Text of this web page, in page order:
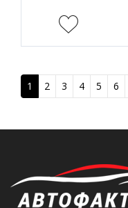
1 2 3 4 5 6